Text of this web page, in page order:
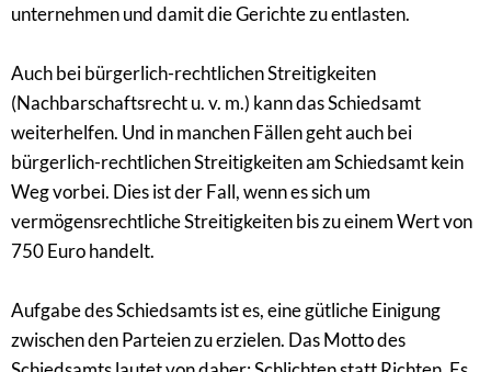
unternehmen und damit die Gerichte zu entlasten.
Auch bei bürgerlich-rechtlichen Streitigkeiten
(Nachbarschaftsrecht u. v. m.) kann das Schiedsamt
weiterhelfen. Und in manchen Fällen geht auch bei
bürgerlich-rechtlichen Streitigkeiten am Schiedsamt kein
Weg vorbei. Dies ist der Fall, wenn es sich um
vermögensrechtliche Streitigkeiten bis zu einem Wert von
750 Euro handelt.
Aufgabe des Schiedsamts ist es, eine gütliche Einigung
zwischen den Parteien zu erzielen. Das Motto des